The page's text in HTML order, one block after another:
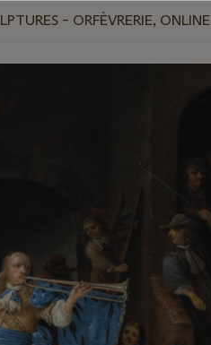
– ORFÈVRERIE, ONLINE